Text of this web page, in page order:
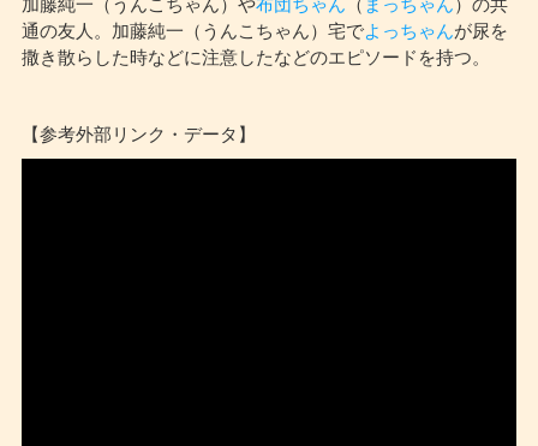
通の友人。加藤純一（うんこちゃん）宅でよっちゃんが尿を
撒き散らした時などに注意したなどのエピソードを持つ。
【参考外部リンク・データ】